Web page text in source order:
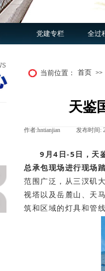
党建专栏 全过
当前位置： 首页 >>
天鉴
作者:hntianjian 发布时间:
9月4日-5日，天
总承包现场进行现场
范围广泛，从三汊矶
视塔以及岳麓山、天
筑和区域的灯具和管